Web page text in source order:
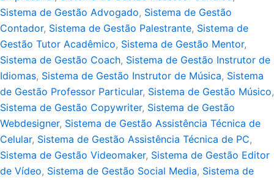
Sistema de Gestão Advogado, Sistema de Gestão
Contador, Sistema de Gestão Palestrante, Sistema de
Gestão Tutor Acadêmico, Sistema de Gestão Mentor,
Sistema de Gestão Coach, Sistema de Gestão Instrutor de
Idiomas, Sistema de Gestão Instrutor de Música, Sistema
de Gestão Professor Particular, Sistema de Gestão Músico,
Sistema de Gestão Copywriter, Sistema de Gestão
Webdesigner, Sistema de Gestão Assistência Técnica de
Celular, Sistema de Gestão Assistência Técnica de PC,
Sistema de Gestão Videomaker, Sistema de Gestão Editor
de Vídeo, Sistema de Gestão Social Media, Sistema de